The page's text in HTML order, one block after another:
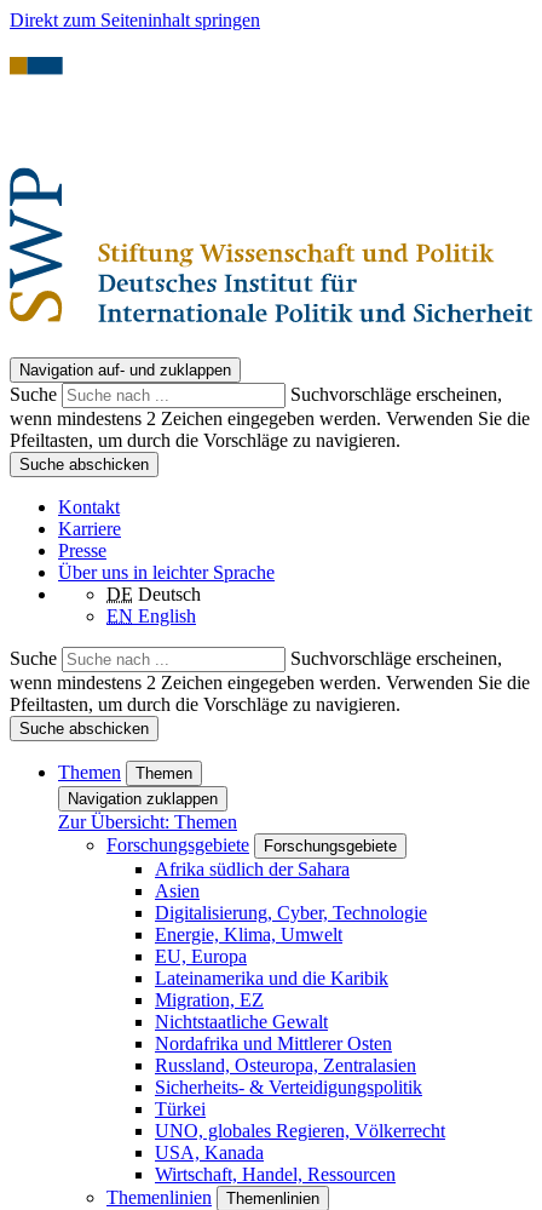
Direkt zum Seiteninhalt springen
Navigation auf- und zuklappen
Suche
Suchvorschläge erscheinen,
wenn mindestens 2 Zeichen eingegeben werden. Verwenden Sie die
Pfeiltasten, um durch die Vorschläge zu navigieren.
Suche abschicken
Kontakt
Karriere
Presse
Über uns in leichter Sprache
DE Deutsch
EN English
Suche
Suchvorschläge erscheinen,
wenn mindestens 2 Zeichen eingegeben werden. Verwenden Sie die
Pfeiltasten, um durch die Vorschläge zu navigieren.
Suche abschicken
Themen
Themen
Navigation zuklappen
Zur Übersicht: Themen
Forschungsgebiete
Forschungsgebiete
Afrika südlich der Sahara
Asien
Digitalisierung, Cyber, Technologie
Energie, Klima, Umwelt
EU, Europa
Lateinamerika und die Karibik
Migration, EZ
Nichtstaatliche Gewalt
Nordafrika und Mittlerer Osten
Russland, Osteuropa, Zentralasien
Sicherheits- & Verteidigungspolitik
Türkei
UNO, globales Regieren, Völkerrecht
USA, Kanada
Wirtschaft, Handel, Ressourcen
Themenlinien
Themenlinien